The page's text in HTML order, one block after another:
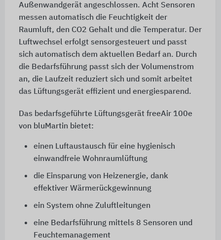
Außenwandgerät angeschlossen. Acht Sensoren
messen automatisch die Feuchtigkeit der
Raumluft, den CO2 Gehalt und die Temperatur. Der
Luftwechsel erfolgt sensorgesteuert und passt
sich automatisch dem aktuellen Bedarf an. Durch
die Bedarfsführung passt sich der Volumenstrom
an, die Laufzeit reduziert sich und somit arbeitet
das Lüftungsgerät effizient und energiesparend.
Das bedarfsgeführte Lüftungsgerät freeAir 100e
von bluMartin bietet:
einen Luftaustausch für eine hygienisch
einwandfreie Wohnraumlüftung
die Einsparung von Heizenergie, dank
effektiver Wärmerückgewinnung
ein System ohne Zuluftleitungen
eine Bedarfsführung mittels 8 Sensoren und
Feuchtemanagement